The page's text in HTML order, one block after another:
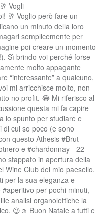
Vogli